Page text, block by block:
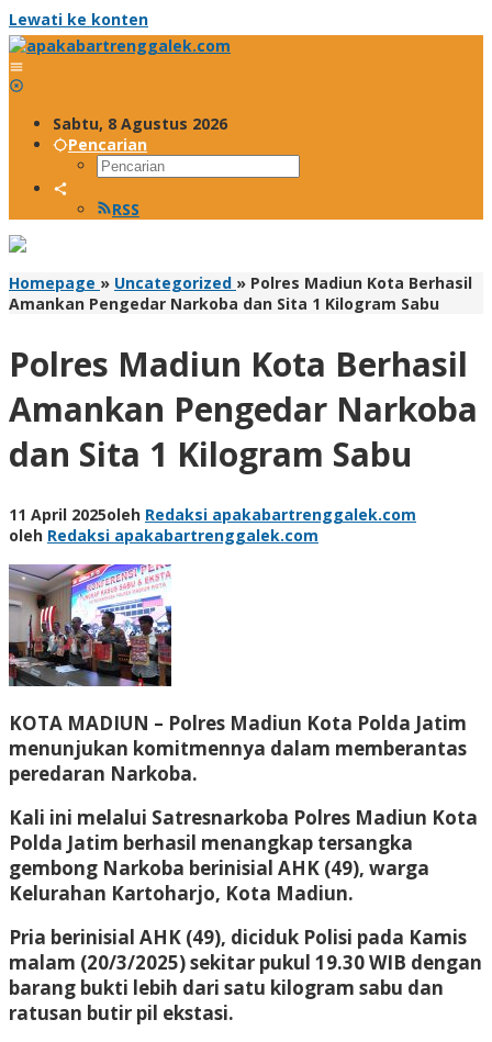
Lewati ke konten
Sabtu, 8 Agustus 2026
Pencarian
RSS
Homepage » Uncategorized » Polres Madiun Kota Berhasil
Amankan Pengedar Narkoba dan Sita 1 Kilogram Sabu
Polres Madiun Kota Berhasil
Amankan Pengedar Narkoba
dan Sita 1 Kilogram Sabu
11 April 2025oleh Redaksi apakabartrenggalek.com
oleh Redaksi apakabartrenggalek.com
KOTA MADIUN – Polres Madiun Kota Polda Jatim
menunjukan komitmennya dalam memberantas
peredaran Narkoba.
Kali ini melalui Satresnarkoba Polres Madiun Kota
Polda Jatim berhasil menangkap tersangka
gembong Narkoba berinisial AHK (49), warga
Kelurahan Kartoharjo, Kota Madiun.
Pria berinisial AHK (49), diciduk Polisi pada Kamis
malam (20/3/2025) sekitar pukul 19.30 WIB dengan
barang bukti lebih dari satu kilogram sabu dan
ratusan butir pil ekstasi.